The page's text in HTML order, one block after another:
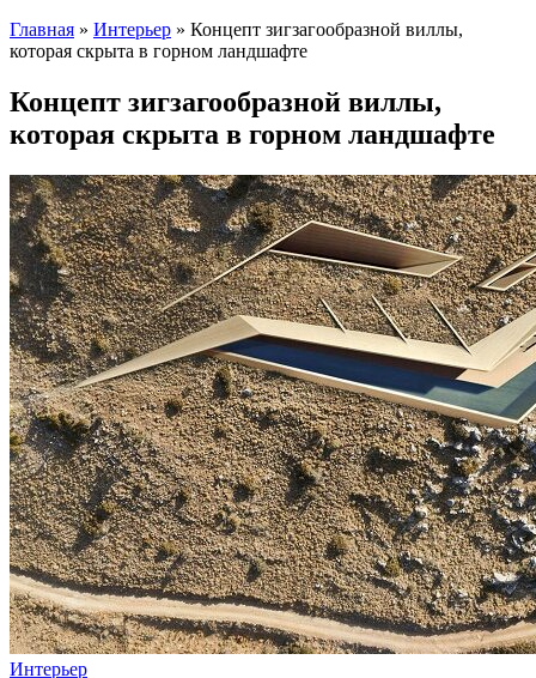
Главная » Интерьер » Концепт зигзагообразной виллы,
которая скрыта в горном ландшафте
Концепт зигзагообразной виллы,
которая скрыта в горном ландшафте
Интерьер